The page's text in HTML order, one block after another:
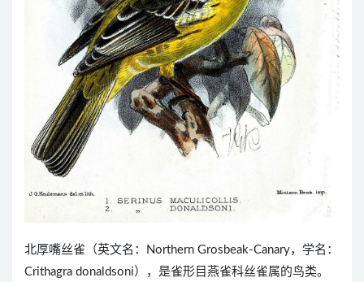
北厚嘴丝雀（英文名：Northern Grosbeak-Canary，学名：
Crithagra donaldsoni），是雀形目燕雀科丝雀属的鸟类。